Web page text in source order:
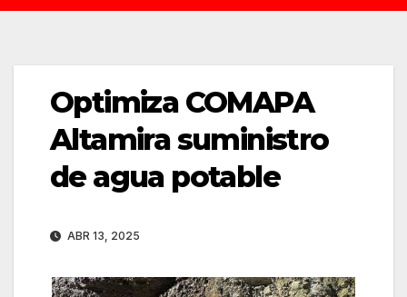
Optimiza COMAPA
Altamira suministro
de agua potable
ABR 13, 2025